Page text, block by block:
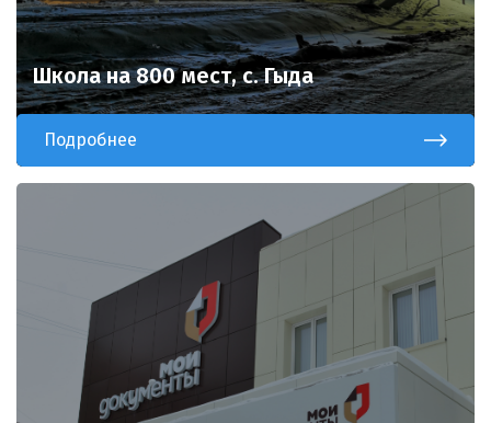
Школа на 800 мест, с. Гыда
Подробнее